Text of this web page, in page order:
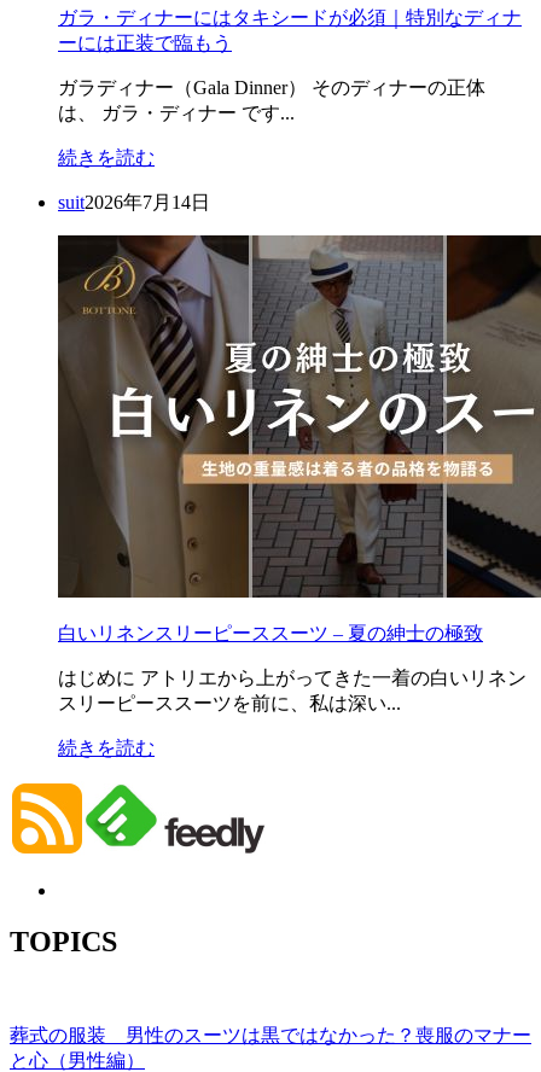
ガラ・ディナーにはタキシードが必須｜特別なディナ
ーには正装で臨もう
ガラディナー（Gala Dinner） そのディナーの正体
は、 ガラ・ディナー です...
続きを読む
suit2026年7月14日
白いリネンスリーピーススーツ – 夏の紳士の極致
はじめに アトリエから上がってきた一着の白いリネン
スリーピーススーツを前に、私は深い...
続きを読む
TOPICS
葬式の服装 男性のスーツは黒ではなかった？喪服のマナー
と心（男性編）